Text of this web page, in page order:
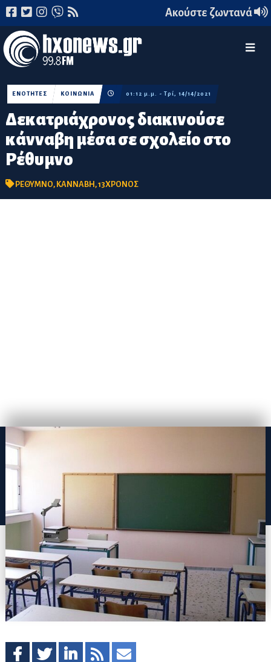
Ακούστε ζωντανά
Δεκατριάχρονος διακινούσε
κάνναβη μέσα σε σχολείο στο
Ρέθυμνο
ΕΝΟΤΗΤΕΣ ΚΟΙΝΩΝΙΑ 01:12 μ.μ. - Τρί, 14/14/2021
ΡΕΘΥΜΝΟ, ΚΑΝΝΑΒΗ,13ΧΡΟΝΟΣ